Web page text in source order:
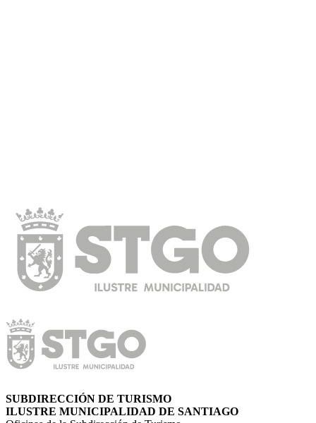
SUBDIRECCIÓN DE TURISMO
ILUSTRE MUNICIPALIDAD DE SANTIAGO